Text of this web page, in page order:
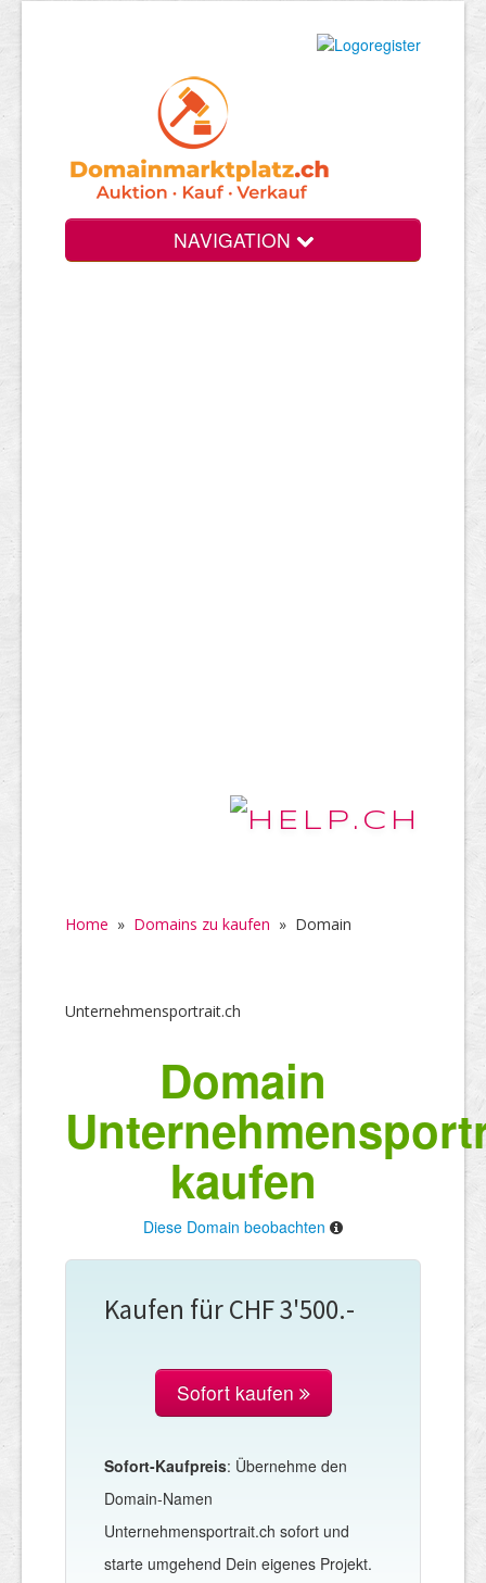
NAVIGATION
Home » Domains zu kaufen » Domain
Unternehmensportrait.ch
Domain
kaufen
Diese Domain beobachten
Kaufen für CHF 3'500.-
Sofort kaufen
Sofort-Kaufpreis: Übernehme den
Domain-Namen
Unternehmensportrait.ch sofort und
starte umgehend Dein eigenes Projekt.